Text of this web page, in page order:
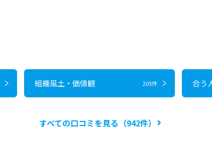
組織風土・価値観 205件 合う
すべての口コミを見る（942件）